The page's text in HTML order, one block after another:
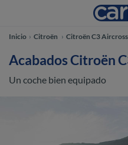
Inicio Citroën Citroën C3 Aircross
Acabados Citroën
Un coche bien equipado